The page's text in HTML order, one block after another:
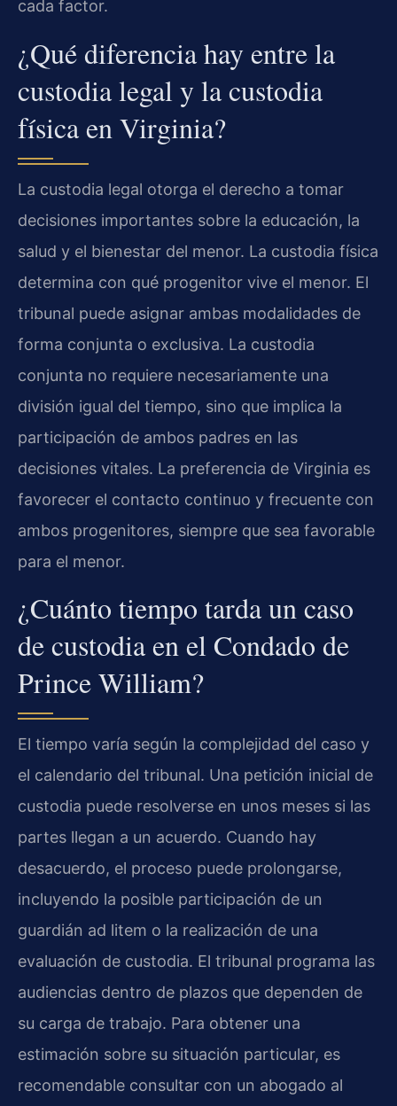
cada factor.
¿Qué diferencia hay entre la
custodia legal y la custodia
física en Virginia?
La custodia legal otorga el derecho a tomar
decisiones importantes sobre la educación, la
salud y el bienestar del menor. La custodia física
determina con qué progenitor vive el menor. El
tribunal puede asignar ambas modalidades de
forma conjunta o exclusiva. La custodia
conjunta no requiere necesariamente una
división igual del tiempo, sino que implica la
participación de ambos padres en las
decisiones vitales. La preferencia de Virginia es
favorecer el contacto continuo y frecuente con
ambos progenitores, siempre que sea favorable
para el menor.
¿Cuánto tiempo tarda un caso
de custodia en el Condado de
Prince William?
El tiempo varía según la complejidad del caso y
el calendario del tribunal. Una petición inicial de
custodia puede resolverse en unos meses si las
partes llegan a un acuerdo. Cuando hay
desacuerdo, el proceso puede prolongarse,
incluyendo la posible participación de un
guardián ad litem o la realización de una
evaluación de custodia. El tribunal programa las
audiencias dentro de plazos que dependen de
su carga de trabajo. Para obtener una
estimación sobre su situación particular, es
recomendable consultar con un abogado al